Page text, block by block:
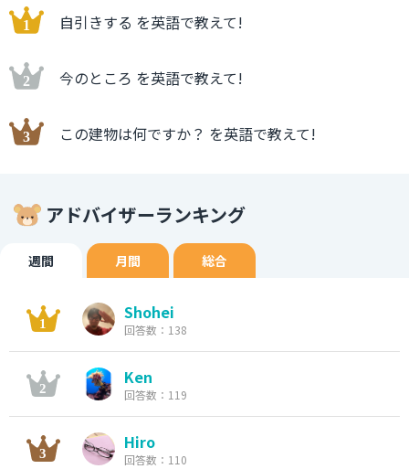
自引きする を英語で教えて!
今のところ を英語で教えて!
この建物は何ですか？ を英語で教えて!
アドバイザーランキング
週間 月間 総合
Shohei
回答数：138
Ken
回答数：119
Hiro
回答数：110